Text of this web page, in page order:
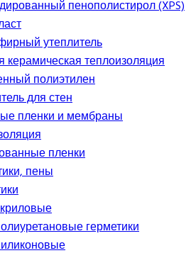
пенополистирол (XPS)
утеплитель
керамическая теплоизоляция
полиэтилен
для стен
пленки и мембраны
пленки
пены
герметики